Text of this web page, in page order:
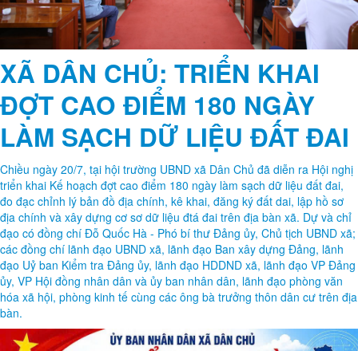
XÃ DÂN CHỦ: TRIỂN KHAI
ĐỢT CAO ĐIỂM 180 NGÀY
LÀM SẠCH DỮ LIỆU ĐẤT ĐAI
Chiều ngày 20/7, tại hội trường UBND xã Dân Chủ đã diễn ra Hội nghị
triển khai Kế hoạch đợt cao điểm 180 ngày làm sạch dữ liệu đất đai,
đo đạc chỉnh lý bản đồ địa chính, kê khai, đăng ký đất dai, lập hồ sơ
địa chính và xây dựng cơ sơ dữ liệu đtá đai trên địa bàn xã. Dự và chỉ
đạo có đồng chí Đỗ Quốc Hà - Phó bí thư Đảng ủy, Chủ tịch UBND xã;
các đồng chí lãnh đạo UBND xã, lãnh đạo Ban xây dựng Đảng, lãnh
đạo Uỷ ban Kiểm tra Đảng ủy, lãnh đạo HDDND xã, lãnh đạo VP Đảng
ủy, VP Hội đồng nhân dân và ủy ban nhân dân, lãnh đạo phòng văn
hóa xã hội, phòng kinh tế cùng các ông bà trưởng thôn dân cư trên địa
bàn.